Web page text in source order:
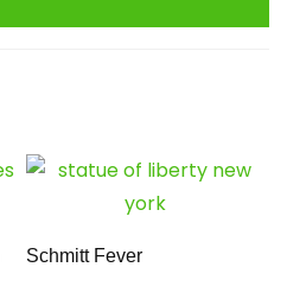
Schmitt Fever